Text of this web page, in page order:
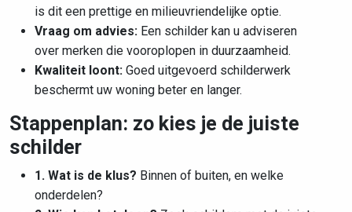
is dit een prettige en milieuvriendelijke optie.
Vraag om advies: Een schilder kan u adviseren
over merken die vooroplopen in duurzaamheid.
Kwaliteit loont: Goed uitgevoerd schilderwerk
beschermt uw woning beter en langer.
Stappenplan: zo kies je de juiste
schilder
1. Wat is de klus? Binnen of buiten, en welke
onderdelen?